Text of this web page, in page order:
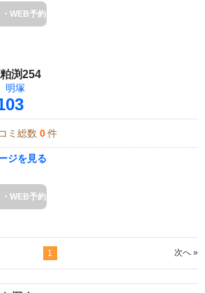
・WEB予約
粕渕254
明塚
ミ総数 0 件
ジを見る
・WEB予約
1 次へ »